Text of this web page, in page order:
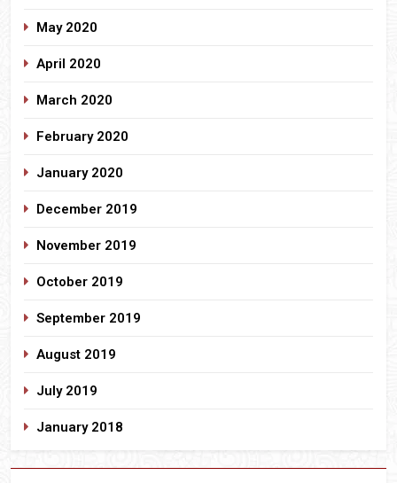
May 2020
April 2020
March 2020
February 2020
January 2020
December 2019
November 2019
October 2019
September 2019
August 2019
July 2019
January 2018